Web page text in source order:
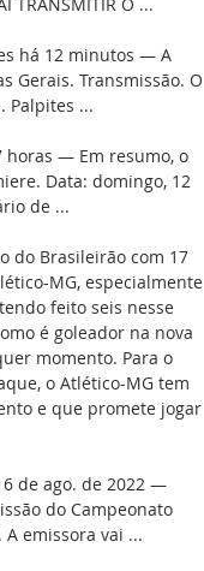
há 12 minutos — A
Gerais. Transmissão. O
...
horas — Em resumo, o
Data: domingo, 12
de ...
do Brasileirão com 17
MG, especialmente
feito seis nesse
é goleador na nova
momento. Para o
o Atlético-MG tem
e que promete jogar
de ago. de 2022 —
do Campeonato
emissora vai ...